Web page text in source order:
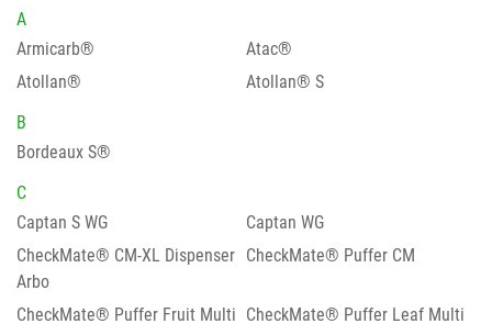
A
Armicarb®
Atac®
Atollan®
Atollan® S
B
Bordeaux S®
C
Captan S WG
Captan WG
CheckMate® CM-XL Dispenser
Arbo
CheckMate® Puffer CM
CheckMate® Puffer Fruit Multi CheckMate® Puffer Leaf Multi